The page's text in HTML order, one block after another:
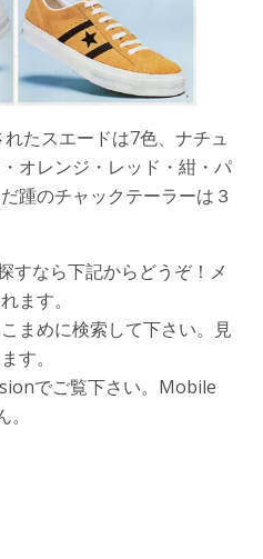
たスエードは7色、ナチュ
オレンジ・レッド・紺・パ
踵のチャックテーラーは３
すなら下記からどうぞ！メ
ます。
まめに検索して下さい。見
す。
でご覧下さい。Mobile